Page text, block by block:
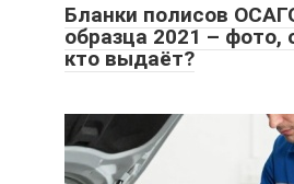
Бланки полисов
образца 2021 – фото,
кто выдаёт?